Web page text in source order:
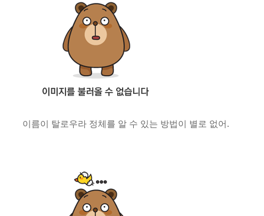
이름이 탈로우라 정체를 알 수 있는 방법이 별로 없어.